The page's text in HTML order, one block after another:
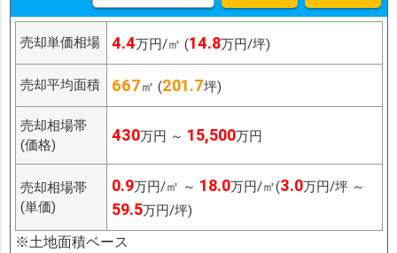
売却単価相場 4.4万円/㎡ (14.8万円/坪)
売却平均面積 667㎡ (201.7坪)
売却相場帯
(価格)
430万円 ～ 15,500万円
売却相場帯
(単価)
0.9万円/㎡ ～ 18.0万円/㎡(3.0万円/坪 ～
59.5万円/坪)
※土地面積ベース